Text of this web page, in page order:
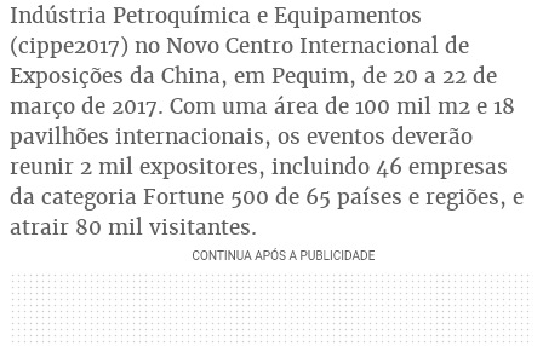
Indústria Petroquímica e Equipamentos
(cippe2017) no Novo Centro Internacional de
Exposições da China, em Pequim, de 20 a 22 de
março de 2017. Com uma área de 100 mil m2 e 18
pavilhões internacionais, os eventos deverão
reunir 2 mil expositores, incluindo 46 empresas
da categoria Fortune 500 de 65 países e regiões, e
atrair 80 mil visitantes.